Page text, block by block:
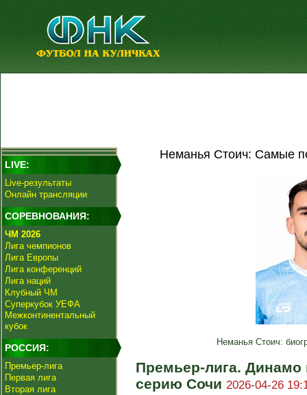
LIVE:
Live-результаты
Онлайн трансляции
СОРЕВНОВАНИЯ:
ЧМ 2026
Лига чемпионов
Лига Европы
Лига конференций
Лига наций
Клубный ЧМ
Суперкубок УЕФА
Межконтинентальный
кубок
РОССИЯ:
Премьер-лига
Первая лига
Вторая лига
Неманья Стоич: Самые
Неманья Стоич:
Премьер-лига.
серию Сочи 2026-04-26